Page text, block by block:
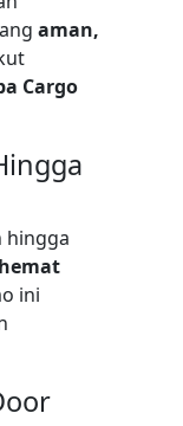
aman,
Cargo
hingga
ini